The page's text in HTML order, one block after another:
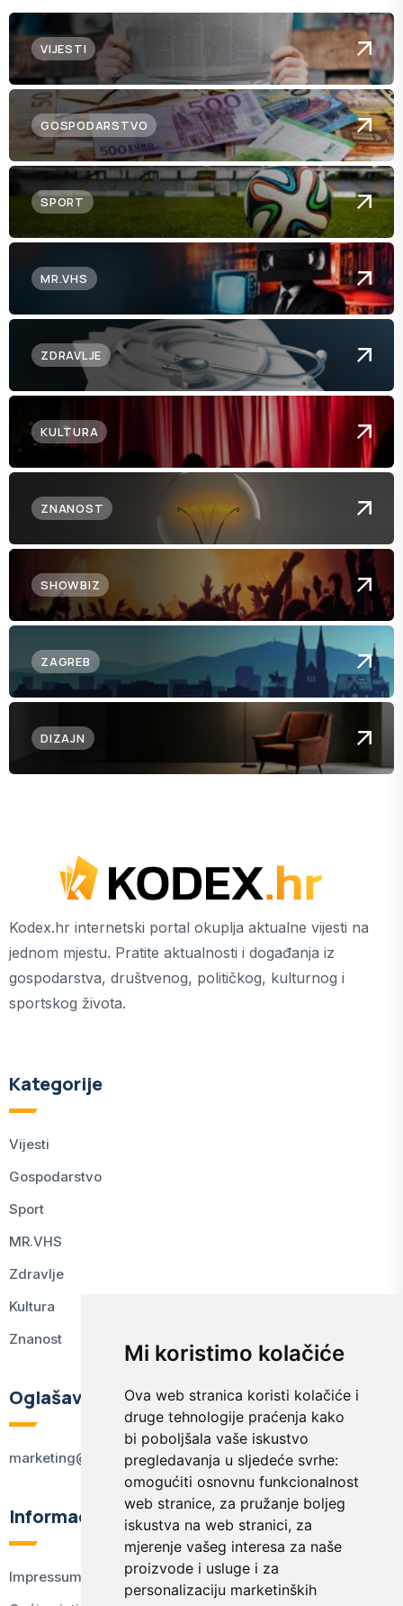
Mi koristimo kolačiće
Ova web stranica koristi kolačiće i
druge tehnologije praćenja kako
bi poboljšala vaše iskustvo
pregledavanja u sljedeće svrhe:
omogućiti osnovnu funkcionalnost
web stranice, za pružanje boljeg
iskustva na web stranici, za
mjerenje vašeg interesa za naše
proizvode i usluge i za
personalizaciju marketinških
VIJESTI
GOSPODARSTVO
SPORT
MR.VHS
ZDRAVLJE
KULTURA
ZNANOST
SHOWBIZ
ZAGREB
DIZAJN
Kodex.hr internetski portal okuplja aktualne vijesti na
jednom mjestu. Pratite aktualnosti i događanja iz
gospodarstva, društvenog, političkog, kulturnog i
sportskog života.
Kategorije
Vijesti
Gospodarstvo
Sport
MR.VHS
Zdravlje
Kultura
Znanost
Oglašavanje
marketing@kodex.hr
Informacije
Impressum